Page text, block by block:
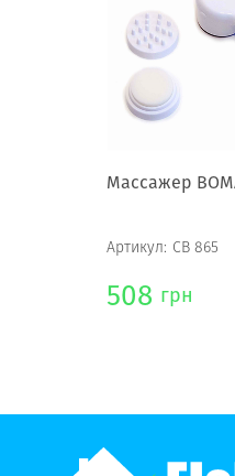
Массажер
Артикул: CB 865
508 грн